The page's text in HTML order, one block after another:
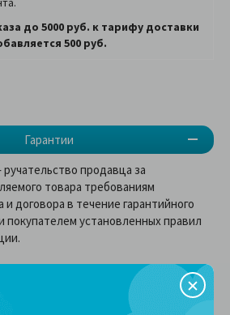
Гарантии
до 5000 руб. к тарифу доставки
500 руб.
продавца за
товара требованиям
договора в течение гарантийного
покупателем установленных правил
матрасы Comfort Line
года с даты, указанной в